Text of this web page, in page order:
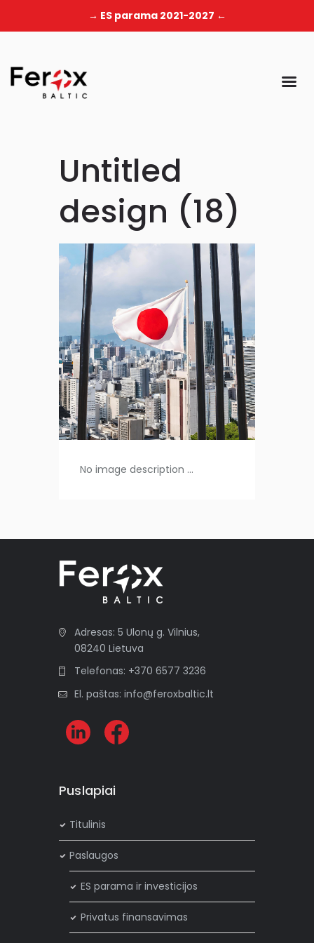
→ ES parama 2021-2027 ←
Untitled
design (18)
No image description ...
Adresas: 5 Ulonų g. Vilnius,
08240 Lietuva
Telefonas: +370 6577 3236
El. paštas: info@feroxbaltic.lt
Puslapiai
Titulinis
Paslaugos
ES parama ir investicijos
Privatus finansavimas